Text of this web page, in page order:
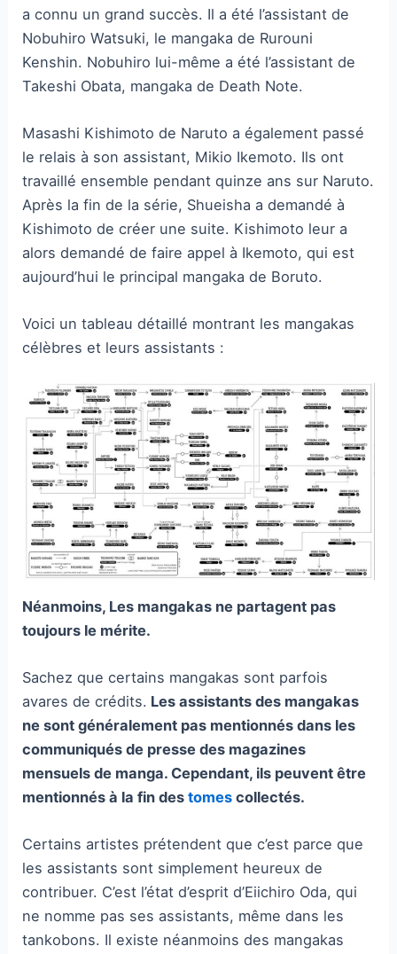
a connu un grand succès. Il a été l’assistant de
Nobuhiro Watsuki, le mangaka de Rurouni
Kenshin. Nobuhiro lui-même a été l’assistant de
Takeshi Obata, mangaka de Death Note.
Masashi Kishimoto de Naruto a également passé
le relais à son assistant, Mikio Ikemoto. Ils ont
travaillé ensemble pendant quinze ans sur Naruto.
Après la fin de la série, Shueisha a demandé à
Kishimoto de créer une suite. Kishimoto leur a
alors demandé de faire appel à Ikemoto, qui est
aujourd’hui le principal mangaka de Boruto.
Voici un tableau détaillé montrant les mangakas
célèbres et leurs assistants :
Néanmoins, Les mangakas ne partagent pas
toujours le mérite.
Sachez que certains mangakas sont parfois
avares de crédits. Les assistants des mangakas
ne sont généralement pas mentionnés dans les
communiqués de presse des magazines
mensuels de manga. Cependant, ils peuvent être
mentionnés à la fin destomes collectés.
Certains artistes prétendent que c’est parce que
les assistants sont simplement heureux de
contribuer. C’est l’état d’esprit d’Eiichiro Oda, qui
ne nomme pas ses assistants, même dans les
tankobons. Il existe néanmoins des mangakas